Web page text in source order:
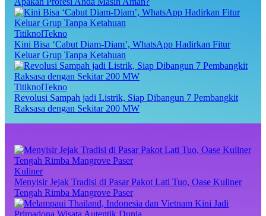
TitiknolTekno
Kini Bisa ‘Cabut Diam-Diam’, WhatsApp Hadirkan Fitur
Keluar Grup Tanpa Ketahuan
TitiknolTekno
Revolusi Sampah jadi Listrik, Siap Dibangun 7 Pembangkit
Raksasa dengan Sekitar 200 MW
Kuliner
Menyisir Jejak Tradisi di Pasar Pakot Lati Tuo, Oase Kuliner
Tengah Rimba Mangrove Paser